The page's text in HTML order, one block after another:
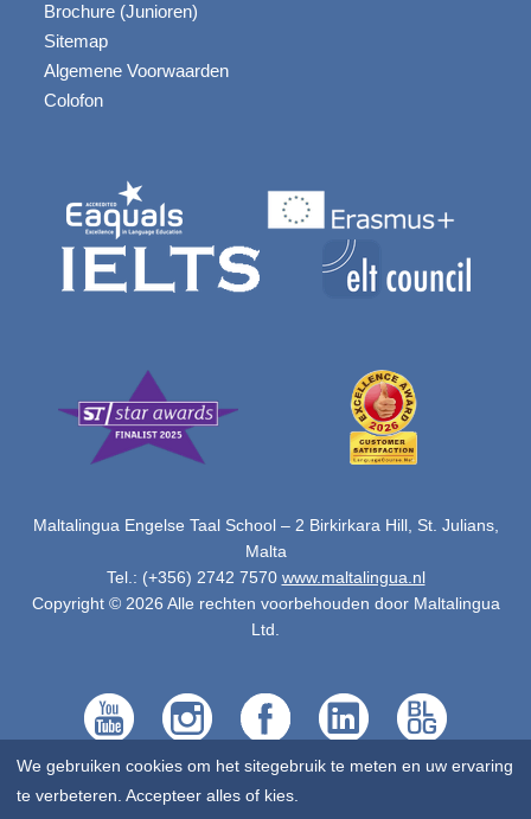
Brochure (Junioren)
Sitemap
Algemene Voorwaarden
Colofon
Maltalingua Engelse Taal School – 2 Birkirkara Hill, St. Julians,
Malta
Tel.: (+356) 2742 7570 www.maltalingua.nl
Copyright © 2026 Alle rechten voorbehouden door Maltalingua
Ltd.
We gebruiken cookies om het sitegebruik te meten en uw ervaring
te verbeteren. Accepteer alles of kies.